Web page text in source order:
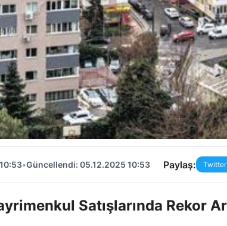
•Güncellendi: 05.12.2025 10:53 Paylaş: Twitter
Satışlarında Rekor